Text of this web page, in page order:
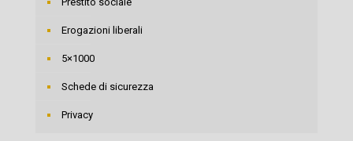
Erogazioni liberali
5×1000
Schede di sicurezza
Privacy